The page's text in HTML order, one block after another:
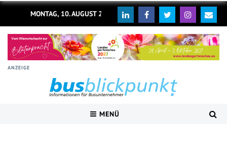
MONTAG, 10. AUGUST 2026
ANZEIGE
MENÜ